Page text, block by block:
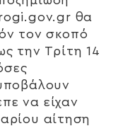
θα
τον σκοπό
την Τρίτη 14
να είχαν
αίτηση